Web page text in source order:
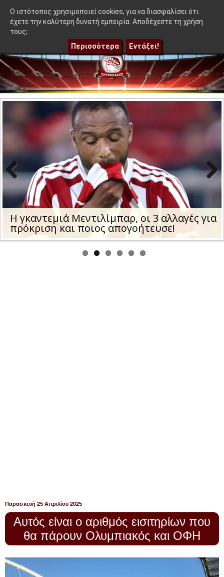
≡ OlympEidisis |
Η γκαντεμιά Μεντιλίμπαρ, οι 3 αλλαγές για
πρόκριση και ποιος απογοήτευσε!
us
δεν βγήκε στον Μεντιλίμπαρ - Ακόμα 50-50" | Η
Παρασκευή 25 Απριλίου 2025
Αυτός είναι ο αριθμός εισιτηρίων που
θα πάρουν Ολυμπιακός και ΟΦΗ
O ιστότοπος χρησιμοποιεί cookies, για να διασφαλίσει ότι
έχετε την καλύτερη δυνατή εμπειρία. Αποδέχεστε τη χρήση
τους;
Περισσότερα Εντάξει!